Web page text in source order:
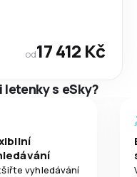
od17 412 Kč
s eSky?
vyhledávání